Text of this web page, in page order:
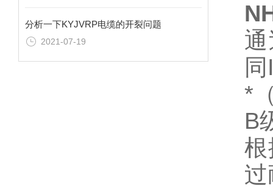
分析一下KYJVRP电缆的开裂问题
2021-07-19
*
B